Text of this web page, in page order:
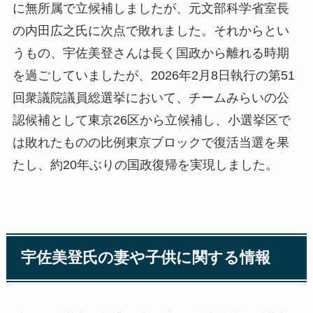
に無所属で立候補しましたが、元文部科学省室長
の内田広之氏に次点で敗れました。それからとい
うもの、宇佐美登さんは長く国政から離れる時期
を過ごしていましたが、2026年2月8日執行の第51
回衆議院議員総選挙において、チームみらいの公
認候補として東京26区から立候補し、小選挙区で
は敗れたものの比例東京ブロックで復活当選を果
たし、約20年ぶりの国政復帰を実現しました。
宇佐美登氏の妻や子供に関する情報